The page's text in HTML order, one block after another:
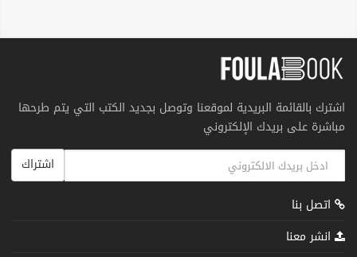
اشترك بالقائمة البريدية لموقعنا وتوصل بجديد الكتب التي يتم طرحها
مباشرة على بريدك الإلكتروني
اشتراك
اتصل بنا
انشر معنا